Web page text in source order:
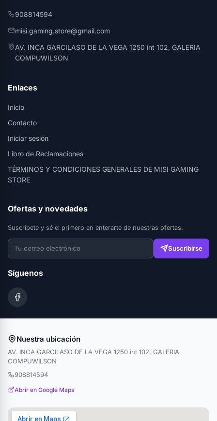
908814594
misi.gaming.store@gmail.com
AV. INCA GARCILASO DE LA VEGA 1250 int 102, GALERIA
COMPUWILSON
Enlaces
Inicio
Contacto
Iniciar sesión
Libro de Reclamaciones
TÉRMINOS Y CONDICIONES GENERALES DE MISI GAMING
STORE
Ofertas y novedades
Suscríbete y sé el primero en enterarte de nuestras ofertas.
Suscribirse
Síguenos
Nuestra ubicación
AV. INCA GARCILASO DE LA VEGA 1250 int 102, GALERIA
COMPUWILSON
908814594
Abrir en Google Maps